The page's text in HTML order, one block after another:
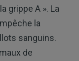
grippe A ». La
la
sanguins.
de